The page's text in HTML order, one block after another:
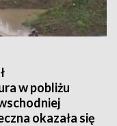
w pobliżu
okazała się